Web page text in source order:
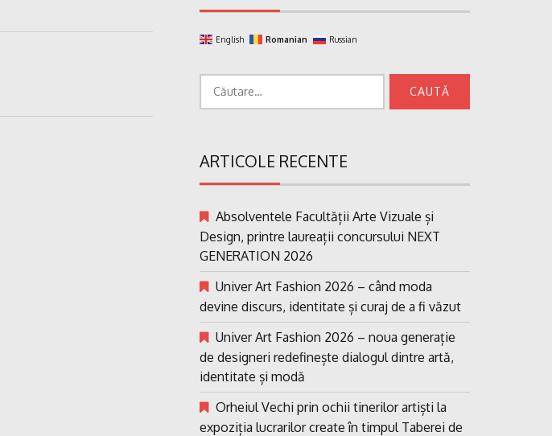
English Romanian Russian
ARTICOLE RECENTE
Absolventele Facultății Arte Vizuale și
Design, printre laureații concursului NEXT
GENERATION 2026
Univer Art Fashion 2026 – când moda
devine discurs, identitate și curaj de a fi văzut
Univer Art Fashion 2026 – noua generație
de designeri redefinește dialogul dintre artă,
identitate și modă
Orheiul Vechi prin ochii tinerilor artiști la
expoziția lucrarilor create în timpul Taberei de